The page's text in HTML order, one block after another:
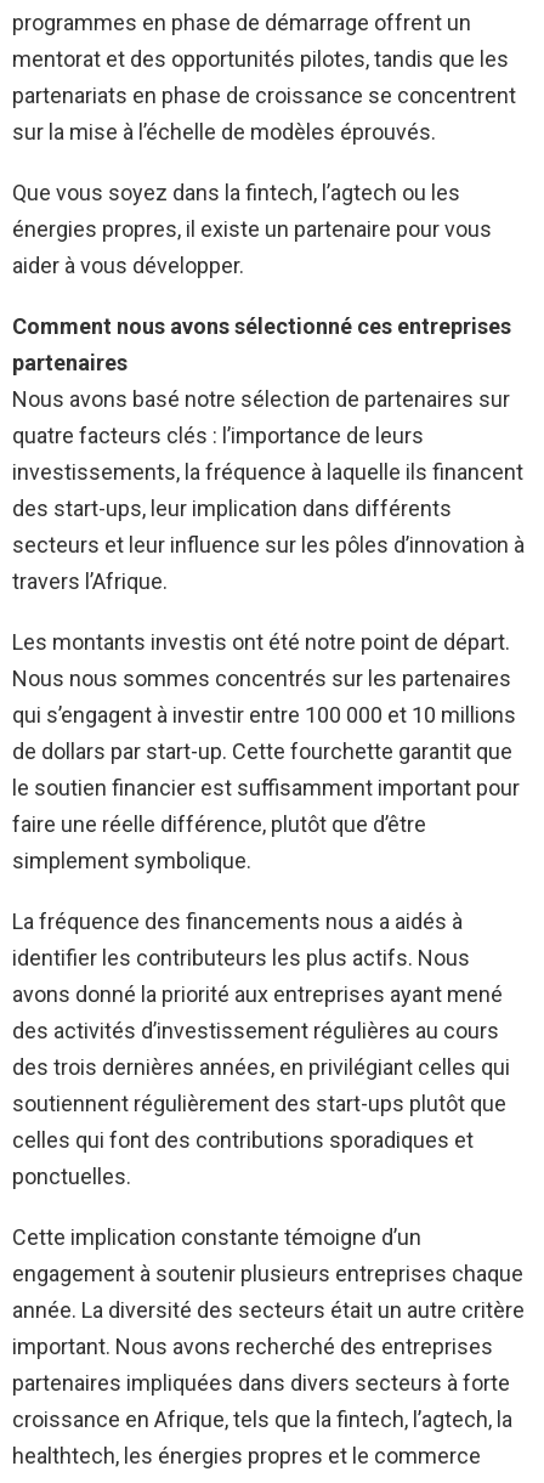
programmes en phase de démarrage offrent un
mentorat et des opportunités pilotes, tandis que les
partenariats en phase de croissance se concentrent
sur la mise à l’échelle de modèles éprouvés.
Que vous soyez dans la fintech, l’agtech ou les
énergies propres, il existe un partenaire pour vous
aider à vous développer.
Comment nous avons sélectionné ces entreprises
partenaires
Nous avons basé notre sélection de partenaires sur
quatre facteurs clés : l’importance de leurs
investissements, la fréquence à laquelle ils financent
des start-ups, leur implication dans différents
secteurs et leur influence sur les pôles d’innovation à
travers l’Afrique.
Les montants investis ont été notre point de départ.
Nous nous sommes concentrés sur les partenaires
qui s’engagent à investir entre 100 000 et 10 millions
de dollars par start-up. Cette fourchette garantit que
le soutien financier est suffisamment important pour
faire une réelle différence, plutôt que d’être
simplement symbolique.
La fréquence des financements nous a aidés à
identifier les contributeurs les plus actifs. Nous
avons donné la priorité aux entreprises ayant mené
des activités d’investissement régulières au cours
des trois dernières années, en privilégiant celles qui
soutiennent régulièrement des start-ups plutôt que
celles qui font des contributions sporadiques et
ponctuelles.
Cette implication constante témoigne d’un
engagement à soutenir plusieurs entreprises chaque
année. La diversité des secteurs était un autre critère
important. Nous avons recherché des entreprises
partenaires impliquées dans divers secteurs à forte
croissance en Afrique, tels que la fintech, l’agtech, la
healthtech, les énergies propres et le commerce